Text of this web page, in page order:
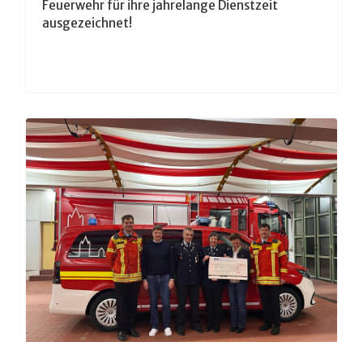
Feuerwehr für ihre jahrelange Dienstzeit
ausgezeichnet!